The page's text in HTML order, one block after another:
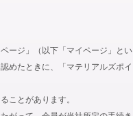
ージ」（以下「マイページ」とい
めたときに、「マテリアルズポイ
ことがあります。